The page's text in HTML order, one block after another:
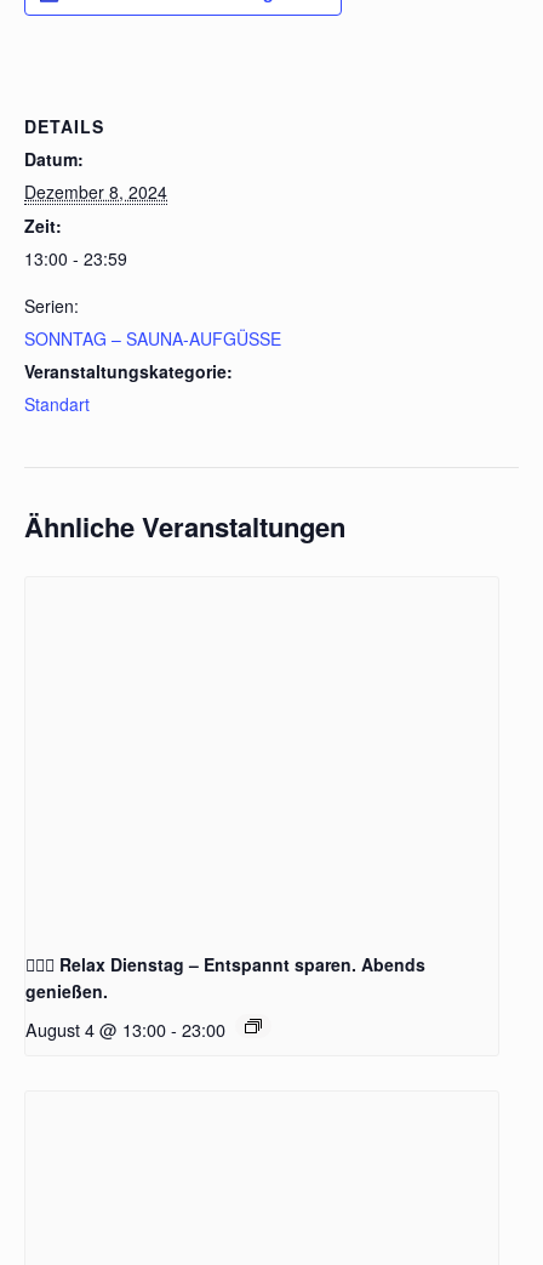
DETAILS
Datum:
Dezember 8, 2024
Zeit:
13:00 - 23:59
Serien:
SONNTAG – SAUNA-AUFGÜSSE
Veranstaltungskategorie:
Standart
Ähnliche Veranstaltungen
🧖‍♂️✨ Relax Dienstag – Entspannt sparen. Abends
genießen.
August 4 @ 13:00- 23:00